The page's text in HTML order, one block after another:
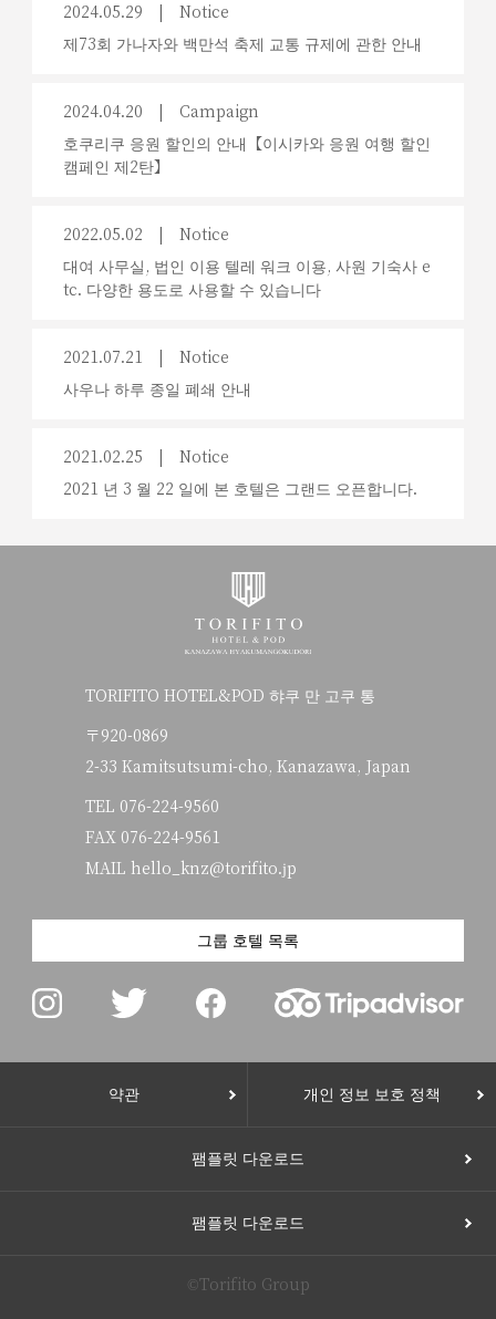
2024.05.29
Notice
제73회 가나자와 백만석 축제 교통 규제에 관한 안내
2024.04.20
Campaign
호쿠리쿠 응원 할인의 안내【이시카와 응원 여행 할인
캠페인 제2탄】
2022.05.02
Notice
대여 사무실, 법인 이용 텔레 워크 이용, 사원 기숙사 e
tc. 다양한 용도로 사용할 수 있습니다
2021.07.21
Notice
사우나 하루 종일 폐쇄 안내
2021.02.25
Notice
2021 년 3 월 22 일에 본 호텔은 그랜드 오픈합니다.
TORIFITO HOTEL&POD 햐쿠 만 고쿠 통
〒920-0869
2-33 Kamitsutsumi-cho, Kanazawa, Japan
TEL 076-224-9560
FAX 076-224-9561
MAIL hello_knz@torifito.jp
그룹 호텔 목록
©Torifito Group
약관 개인 정보 보호 정책
팸플릿 다운로드
팸플릿 다운로드